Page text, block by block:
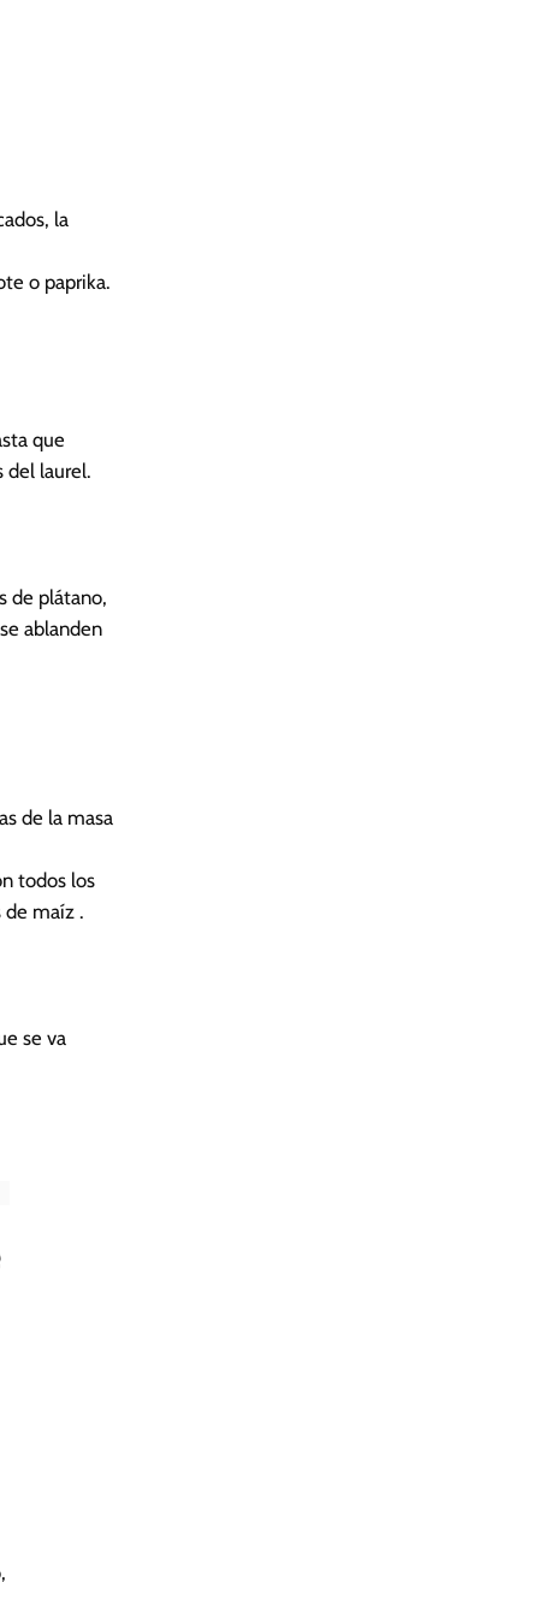
la
o paprika.
que
del laurel.
de plátano,
ablanden
de la masa
todos los
maíz .
se va